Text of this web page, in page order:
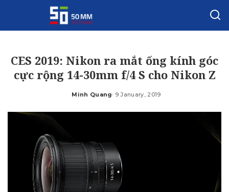
CES 2019: Nikon ra mắt ống kính góc
cực rộng 14-30mm f/4 S cho Nikon Z
Posted
Minh Quang 9 January, 2019